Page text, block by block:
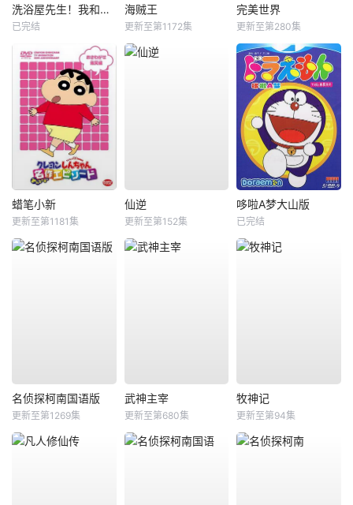
洗浴屋先生！我和那家伙在女浴池！？
已完结
海贼王
更新至第1172集
完美世界
更新至第280集
蜡笔小新
更新至第1181集
仙逆
更新至第152集
哆啦A梦大山版
已完结
名侦探柯南国语版
更新至第1269集
武神主宰
更新至第680集
牧神记
更新至第94集